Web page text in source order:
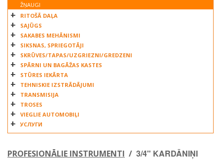
ŽŅAUGI
RITOŠĀ DAĻA
SAJŪGS
SAKABES MEHĀNISMI
SIKSNAS, SPRIEGOTĀJI
SKRŪVES/TAPAS/UZGRIEZNI/GREDZENI
SPĀRNI UN BAGĀŽAS KASTES
STŪRES IEKĀRTA
TEHNISKIE IZSTRĀDĀJUMI
TRANSMISIJA
TROSES
VIEGLIE AUTOMOBIĻI
УСЛУГИ
PROFESIONĀLIE INSTRUMENTI / 3/4" KARDĀNIŅI